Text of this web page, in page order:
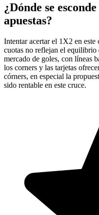
¿Dónde se
apuestas?
Intentar acertar el 1X2 en este
cuotas no reflejan el
mercado de goles, con líneas
los corners y las tarjetas
córners, en especial la
sido rentable en este cruce.